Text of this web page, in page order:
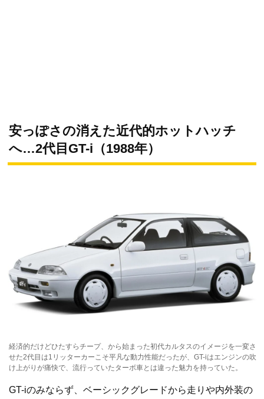
安っぽさの消えた近代的ホットハッチ
へ…2代目GT-i（1988年）
経済的だけどひたすらチープ、から始まった初代カルタスのイメージを一変さ
せた2代目は1リッターカーこそ平凡な動力性能だったが、GT-iはエンジンの吹
け上がりが痛快で、流行っていたターボ車とは違った魅力を持っていた。
GT-iのみならず、ベーシックグレードから走りや内外装の